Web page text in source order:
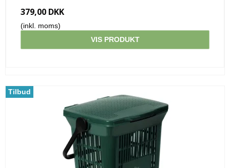
379,00 DKK
(inkl. moms)
VIS PRODUKT
Tilbud